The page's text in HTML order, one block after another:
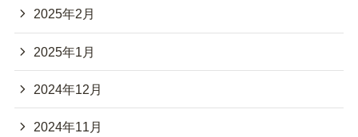
2025年2月
2025年1月
2024年12月
2024年11月